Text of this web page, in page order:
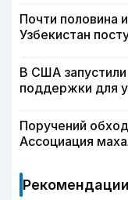
Почти половина
Узбекистан
В США
поддержки для
Поручений
Ассоциация
Рекомендации